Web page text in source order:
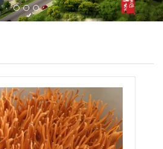
首页>产品中心>北虫草